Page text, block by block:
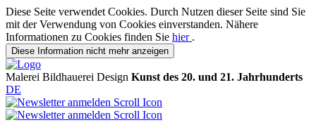
Diese Seite verwendet Cookies. Durch Nutzen dieser Seite sind Sie
mit der Verwendung von Cookies einverstanden. Nähere
Informationen zu Cookies finden Sie hier .
Diese Information nicht mehr anzeigen
Malerei Bildhauerei Design Kunst des 20. und 21. Jahrhunderts
DE